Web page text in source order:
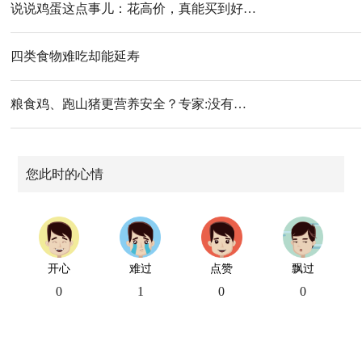
说说鸡蛋这点事儿：花高价，真能买到好…
四类食物难吃却能延寿
粮食鸡、跑山猪更营养安全？专家:没有…
您此时的心情
开心
0
难过
1
点赞
0
飘过
0